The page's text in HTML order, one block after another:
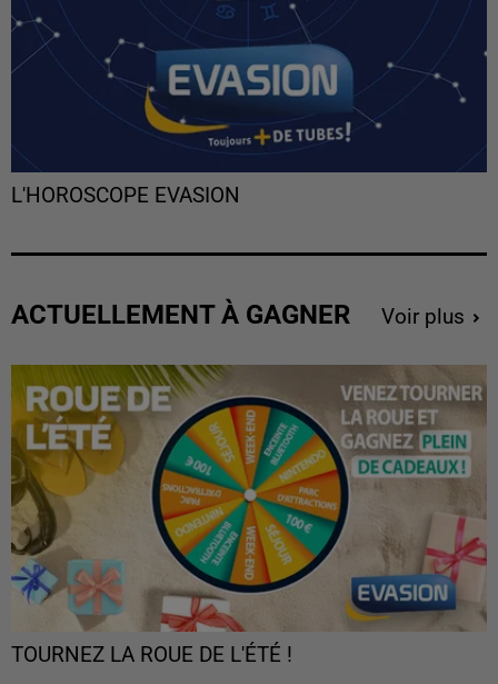
L'HOROSCOPE EVASION
ACTUELLEMENT À GAGNER Voir plus
TOURNEZ LA ROUE DE L'ÉTÉ !